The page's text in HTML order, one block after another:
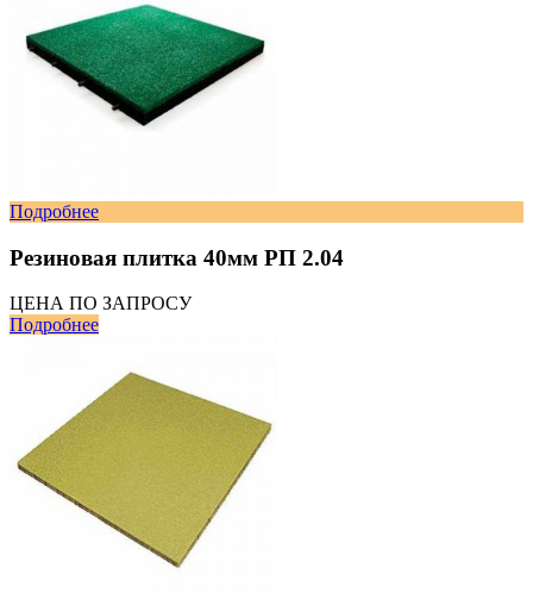
Подробнее
Резиновая плитка 40мм РП 2.04
ЦЕНА ПО ЗАПРОСУ
Подробнее